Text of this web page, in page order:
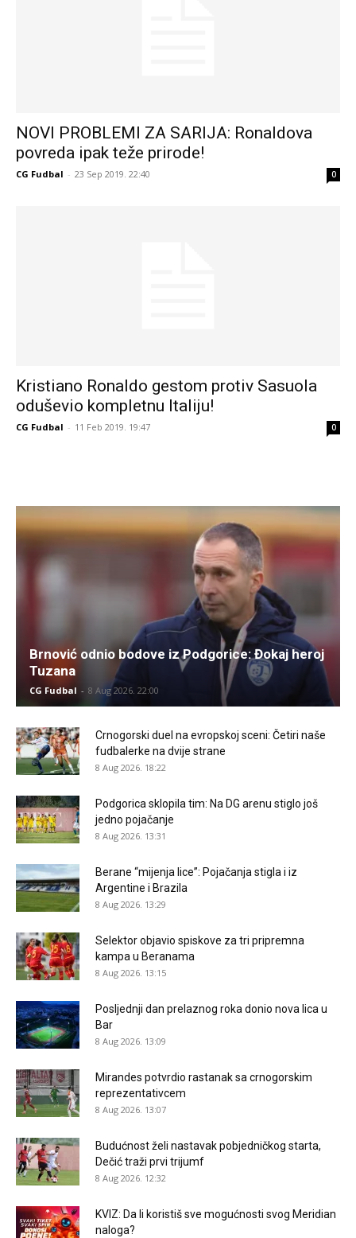
NOVI PROBLEMI ZA SARIJA: Ronaldova
povreda ipak teže prirode!
CG Fudbal - 23 Sep 2019. 22:40 0
Kristiano Ronaldo gestom protiv Sasuola
oduševio kompletnu Italiju!
CG Fudbal - 11 Feb 2019. 19:47 0
Brnović odnio bodove iz Podgorice: Đokaj heroj
Tuzana
CG Fudbal - 8 Aug 2026. 22:00
Crnogorski duel na evropskoj sceni: Četiri naše
fudbalerke na dvije strane
8 Aug 2026. 18:22
Podgorica sklopila tim: Na DG arenu stiglo još
jedno pojačanje
8 Aug 2026. 13:31
Berane “mijenja lice”: Pojačanja stigla i iz
Argentine i Brazila
8 Aug 2026. 13:29
Selektor objavio spiskove za tri pripremna
kampa u Beranama
8 Aug 2026. 13:15
Posljednji dan prelaznog roka donio nova lica u
Bar
8 Aug 2026. 13:09
Mirandes potvrdio rastanak sa crnogorskim
reprezentativcem
8 Aug 2026. 13:07
Budućnost želi nastavak pobjedničkog starta,
Dečić traži prvi trijumf
8 Aug 2026. 12:32
KVIZ: Da li koristiš sve mogućnosti svog Meridian
naloga?